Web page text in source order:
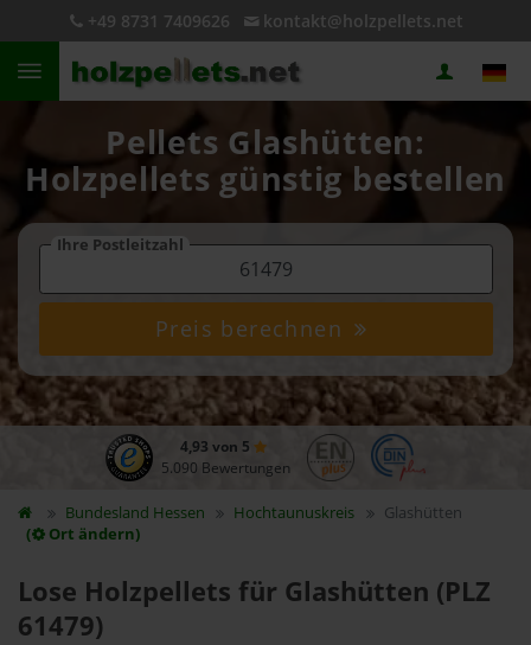
+49 8731 7409626 kontakt@holzpellets.net
Pellets Glashütten:
Holzpellets günstig bestellen
Ihre Postleitzahl
Preis berechnen
4,93 von 5
5.090 Bewertungen
Bundesland Hessen Hochtaunuskreis
Glashütten
(
Ort ändern)
Lose Holzpellets für Glashütten (PLZ
61479)